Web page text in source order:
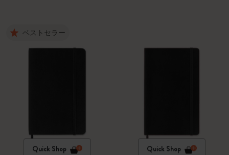
ベストセラー
Quick Shop Quick Shop